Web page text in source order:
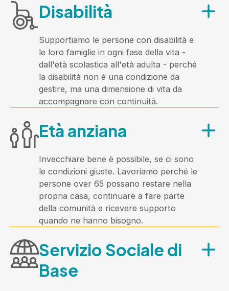
Disabilità
Supportiamo le persone con disabilità e
le loro famiglie in ogni fase della vita -
dall'età scolastica all'età adulta - perché
la disabilità non è una condizione da
gestire, ma una dimensione di vita da
accompagnare con continuità.
A minori, adulti e anziani residenti
di disabilità.
Cosa offre?
Servizi educativi, domiciliari e di
supporto alla vita autonoma, pensati
per favorire la partecipazione delle
comunità. Nel 2024 abbiamo avviato,
riflessione condivisa sul Progetto di Vita
Età anziana
Invecchiare bene è possibile, se ci sono
le condizioni giuste. Lavoriamo perché le
persone over 65 possano restare nella
propria casa, continuare a fare parte
della comunità e ricevere supporto
quando ne hanno bisogno.
Alle persone over 65 residenti
nell'Ambito e ai loro caregiver.
Servizio Sociale di
Base